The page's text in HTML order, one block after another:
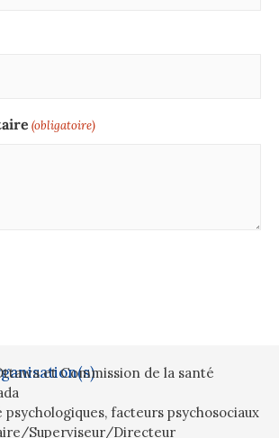
(obligatoire)
et Commission de la santé
, facteurs psychosociaux
Superviseur/Directeur